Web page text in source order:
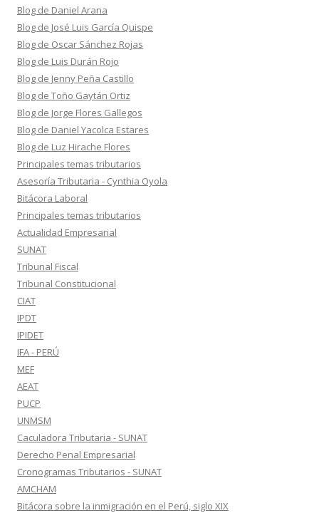
Blog de Daniel Arana
Blog de José Luis García Quispe
Blog de Oscar Sánchez Rojas
Blog de Luis Durán Rojo
Blog de Jenny Peña Castillo
Blog de Toño Gaytán Ortiz
Blog de Jorge Flores Gallegos
Blog de Daniel Yacolca Estares
Blog de Luz Hirache Flores
Principales temas tributarios
Asesoría Tributaria - Cynthia Oyola
Bitácora Laboral
Principales temas tributarios
Actualidad Empresarial
SUNAT
Tribunal Fiscal
Tribunal Constitucional
CIAT
IPDT
IPIDET
IFA - PERÚ
MEF
AEAT
PUCP
UNMSM
Caculadora Tributaria - SUNAT
Derecho Penal Empresarial
Cronogramas Tributarios - SUNAT
AMCHAM
Bitácora sobre la inmigración en el Perú, siglo XIX